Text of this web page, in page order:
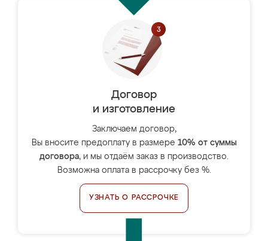
Договор
и изготовление
Заключаем договор,
Вы вносите предоплату в размере 10% от суммы
договора, и мы отдаём заказ в производство.
Возможна оплата в рассрочку без %.
УЗНАТЬ О РАССРОЧКЕ